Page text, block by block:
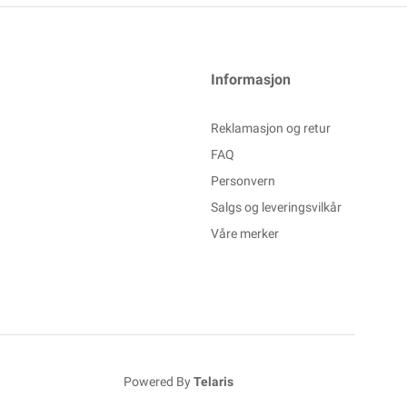
Informasjon
Reklamasjon og retur
FAQ
Personvern
Salgs og leveringsvilkår
Våre merker
Powered By Telaris